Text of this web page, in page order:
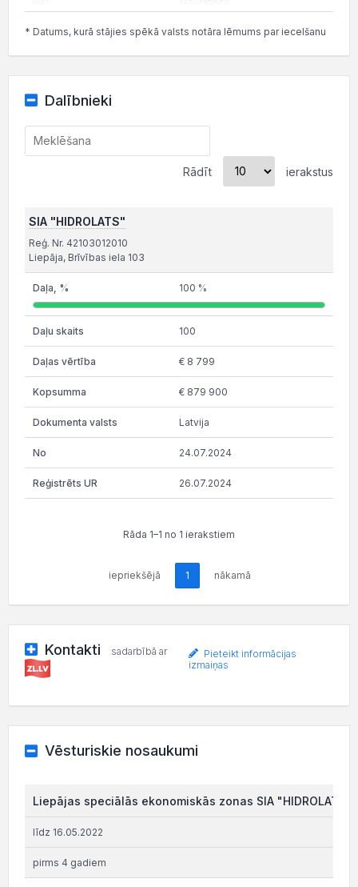
* Datums, kurā stājies spēkā valsts notāra lēmums par iecelšanu
Dalībnieki
Rādīt ierakstus
SIA "HIDROLATS"
Reģ. Nr. 42103012010
Liepāja, Brīvības iela 103
100 %
100
€ 8 799
€ 879 900
Latvija
24.07.2024
26.07.2024
Rāda 1–1 no 1 ierakstiem
iepriekšējā 1 nākamā
Kontakti sadarbībā ar
Pieteikt informācijas
izmaiņas
Vēsturiskie nosaukumi
Liepājas speciālās ekonomiskās zonas SIA "HIDROLATS"
līdz 16.05.2022
pirms 4 gadiem